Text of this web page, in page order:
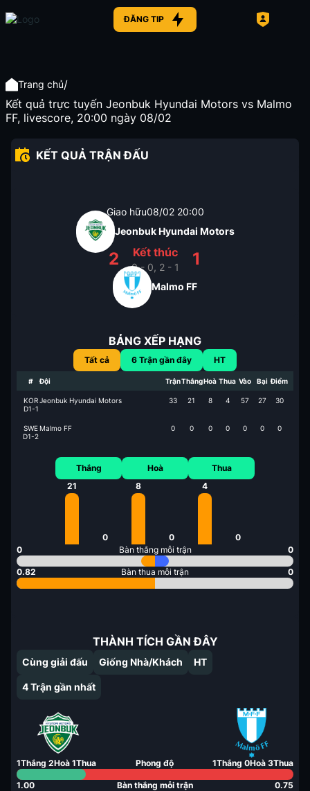
ĐĂNG TIP
Trang chủ/
Kết quả trực tuyến Jeonbuk Hyundai Motors vs Malmo
FF, livescore, 20:00 ngày 08/02
KẾT QUẢ TRẬN ĐẤU
Giao hữu08/02 20:00
Jeonbuk Hyundai Motors
2 Kết thúc
0 - 0, 2 - 1 1
Malmo FF
BẢNG XẾP HẠNG
Tất cả 6 Trận gần đây HT
# Đội TrậnThắngHoà Thua Vào Bại Điểm
KOR
D1-1
Jeonbuk Hyundai Motors 33 21 8 4 57 27 30
SWE
D1-2
Malmo FF 0 0 0 0 0 0 0
Thắng
21
0
Hoà
8
0
Thua
4
0
0
Bàn thắng mỗi trận 0
0.82 Bàn thua mỗi trận 0
THÀNH TÍCH GẦN ĐÂY
Cùng giải đấu Giống Nhà/Khách HT
4Trận gần nhất
1Thắng 2Hoà 1Thua Phong độ 1Thắng 0Hoà 3Thua
1.00 Bàn thắng mỗi trận 0.75